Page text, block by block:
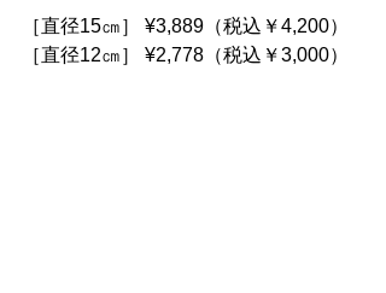
［直径15㎝］ ¥3,889（税込￥4,200）
［直径12㎝］ ¥2,778（税込￥3,000）